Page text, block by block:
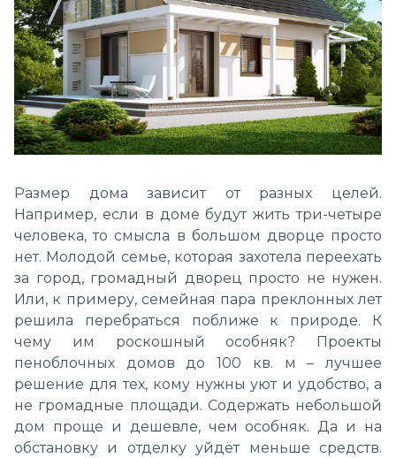
Размер дома зависит от разных целей.
Например, если в доме будут жить три-четыре
человека, то смысла в большом дворце просто
нет. Молодой семье, которая захотела переехать
за город, громадный дворец просто не нужен.
Или, к примеру, семейная пара преклонных лет
решила перебраться поближе к природе. К
чему им роскошный особняк? Проекты
пеноблочных домов до 100 кв. м – лучшее
решение для тех, кому нужны уют и удобство, а
не громадные площади. Содержать небольшой
дом проще и дешевле, чем особняк. Да и на
обстановку и отделку уйдёт меньше средств.